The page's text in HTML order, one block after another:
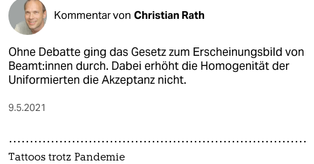
Kommentar von Christian Rath
Ohne Debatte ging das Gesetz zum Erscheinungsbild von
Be­am­t:in­nen durch. Dabei erhöht die Homogenität der
Uniformierten die Akzeptanz nicht.
9.5.2021
Tattoos trotz Pandemie